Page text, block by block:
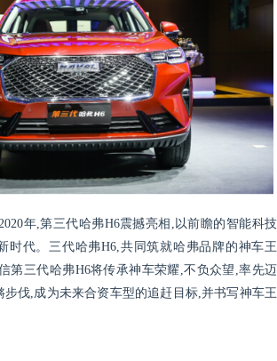
年,第三代哈弗H6震撼亮相,以前瞻的智能科技
时代。三代哈弗H6,共同筑就哈弗品牌的神车王
第三代哈弗H6将传承神车荣耀,不负众望,率先迈
步伐,成为未来合资车型的追赶目标,并书写神车王